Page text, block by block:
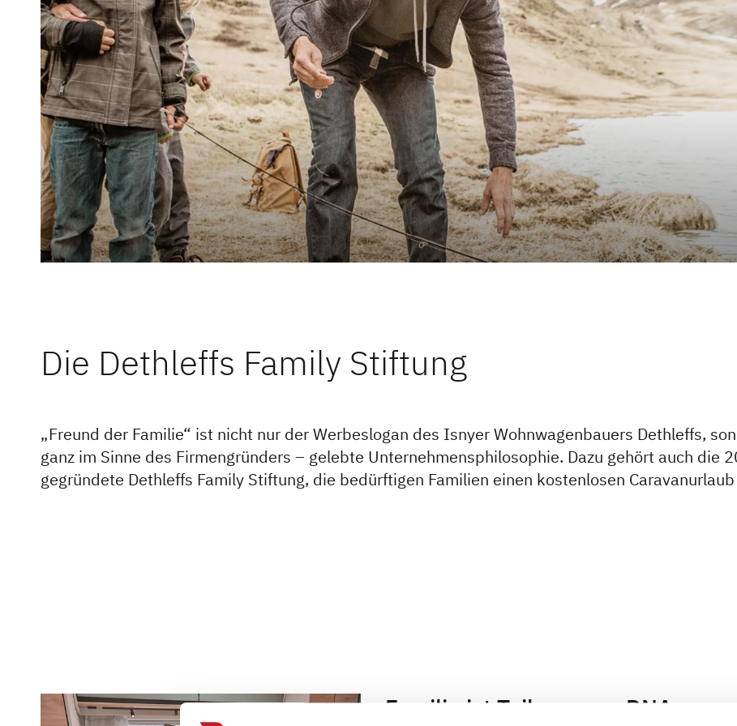
Service
Dethleffs Versprechen
Reiselust
Unternehmen
Händlersuche
Fahrzeugbörse
Blog
Die Dethleffs Family Stiftung
„Freund der Familie“ ist nicht nur der Werbeslogan des Isnyer Wohnwagenbauers Dethleffs,
ganz im Sinne des Firmengründers – gelebte Unternehmensphilosophie. Dazu gehört auch die
gegründete Dethleffs Family Stiftung, die bedürftigen Familien einen kostenlosen
Familie ist Teil unserer DNA